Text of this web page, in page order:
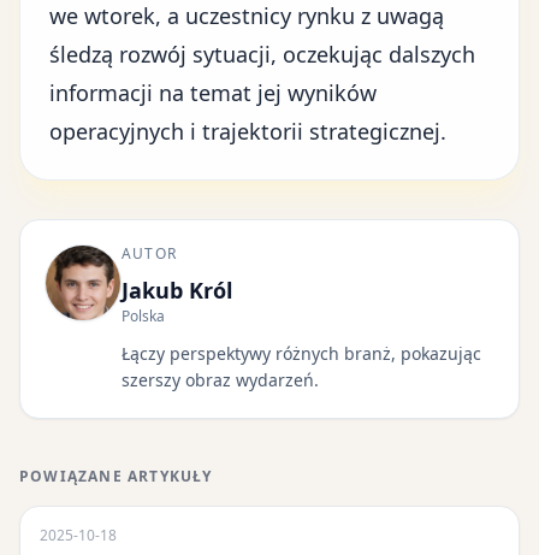
we wtorek, a uczestnicy rynku z uwagą
śledzą rozwój sytuacji, oczekując dalszych
informacji na temat jej wyników
operacyjnych i trajektorii strategicznej.
AUTOR
Jakub Król
Polska
Łączy perspektywy różnych branż, pokazując
szerszy obraz wydarzeń.
POWIĄZANE ARTYKUŁY
2025-10-18